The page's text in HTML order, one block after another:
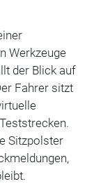
Werkzeuge
der Blick auf
Fahrer sitzt
Sitzpolster